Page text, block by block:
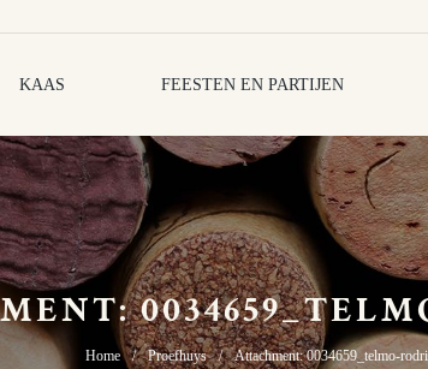
KAAS FEESTEN EN PARTIJEN
Home Proefhuys Attachment: 0034659_telmo-